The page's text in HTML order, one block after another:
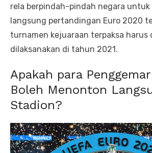
rela berpindah-pindah negara untuk
langsung pertandingan Euro 2020
turnamen kejuaraan terpaksa harus
dilaksanakan di tahun 2021.
Apakah para
Boleh Menonton
Stadion?